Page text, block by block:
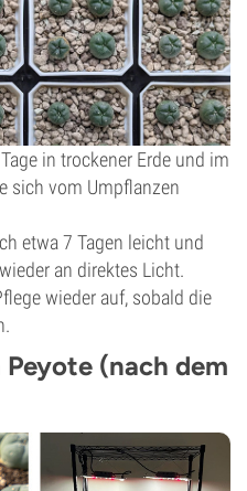
in trockener Erde und im
sich vom Umpflanzen
etwa 7 Tagen leicht und
an direktes Licht.
wieder auf, sobald die
(nach dem